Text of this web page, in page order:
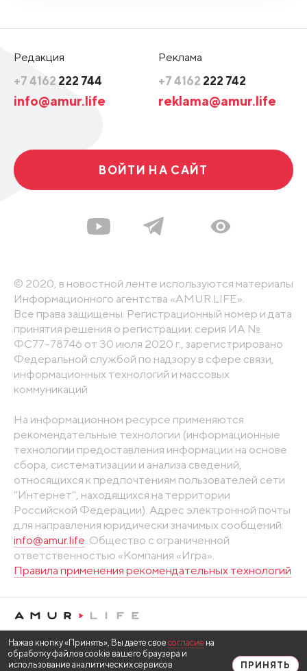
Редакция
+7 4162 222 744
info@amur.life
Реклама
+7 4162 222 742
reklama@amur.life
ВОЙТИ НА САЙТ
© 2020, в новостной ленте используются материалы
Информационного агентства «AMUR.LIFE».
Все права защищены. Регистрационный номер и дата
принятия решения о регистрации: серия ИА №
ФС77-78746 от 30 июля 2020 г., зарегистрировано
Федеральной службой по надзору в сфере связи,
информационных технологий и массовых
коммуникаций
На информационном ресурсе применяются
рекомендательные технологии (информационные
технологии предоставления информации на основе
сбора, систематизации и анализа сведений,
относящихся к предпочтениям пользователей сети
"Интернет", находящихся на территории
Российской Федерации). Адрес электронной почты
для направления юридически значимых сообщений:
info@amur.life . Общество с ограниченной
ответственностью «Компания «Игра».
Правила применения рекомендательных технологий
Нажав кнопку «Принять», Вы даете свое согласие на
обработку файлов cookie вашего браузера и
использование аналитических сервисов
ПРИНЯТЬ